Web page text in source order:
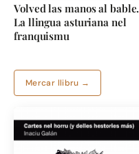
Volved las manos al bable.
La llingua asturiana nel
franquismu
Mercar llibru →